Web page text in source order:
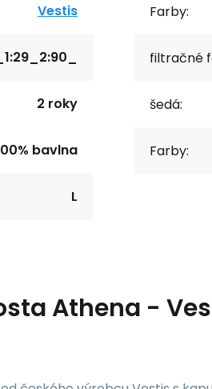
Vestis
2 roky
bavlna
L
Farby:
filtračné
šedá:
Farby:
Athena -